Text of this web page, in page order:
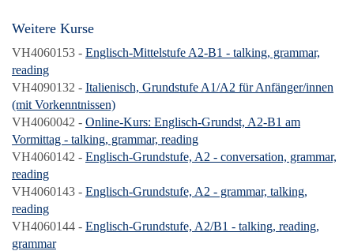
Weitere Kurse
VH4060153 - Englisch-Mittelstufe A2-B1 - talking, grammar,
reading
VH4090132 - Italienisch, Grundstufe A1/A2 für Anfänger/innen
(mit Vorkenntnissen)
VH4060042 - Online-Kurs: Englisch-Grundst, A2-B1 am
Vormittag - talking, grammar, reading
VH4060142 - Englisch-Grundstufe, A2 - conversation, grammar,
reading
VH4060143 - Englisch-Grundstufe, A2 - grammar, talking,
reading
VH4060144 - Englisch-Grundstufe, A2/B1 - talking, reading,
grammar